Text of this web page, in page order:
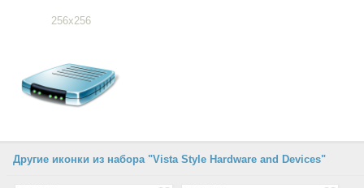
256x256
Другие иконки из набора "Vista Style Hardware and Devices"